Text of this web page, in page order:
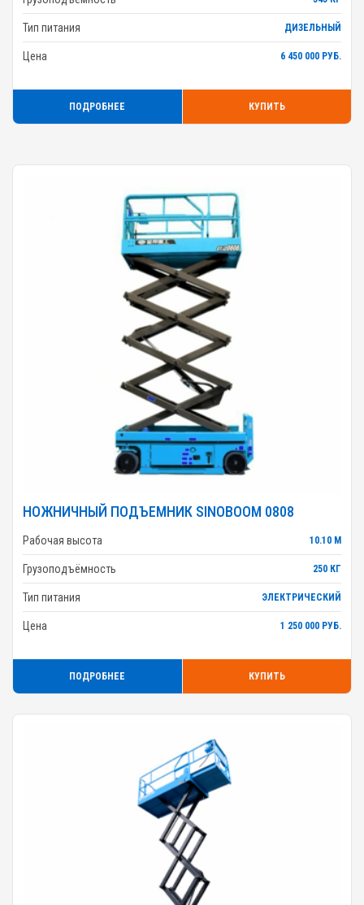
Тип питания ДИЗЕЛЬНЫЙ
Цена 6 450 000 РУБ.
ПОДРОБНЕЕ КУПИТЬ
НОЖНИЧНЫЙ ПОДЪЕМНИК SINOBOOM 0808
Рабочая высота 10.10 М
Грузоподъёмность 250 КГ
Тип питания ЭЛЕКТРИЧЕСКИЙ
Цена 1 250 000 РУБ.
ПОДРОБНЕЕ КУПИТЬ